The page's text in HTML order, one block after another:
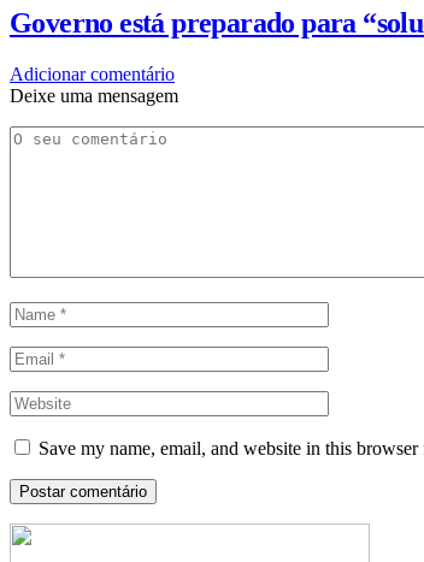
Governo está preparado para
Adicionar comentário
Deixe uma mensagem
Save my name, email, and website in this